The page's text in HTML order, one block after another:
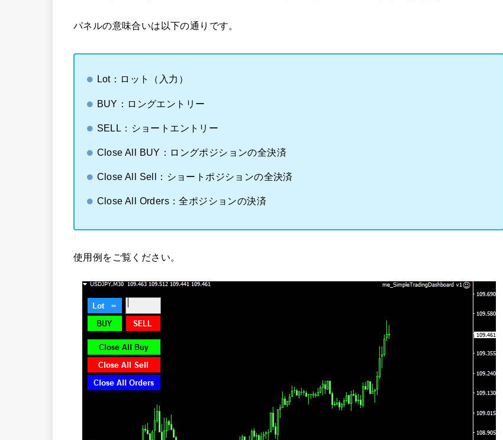
パネルの意味合いは以下の通りです。
Lot：ロット（入力）
BUY：ロングエントリー
SELL：ショートエントリー
Close All BUY：ロングポジションの全決済
Close All Sell：ショートポジションの全決済
Close All Orders：全ポジションの決済
使用例をご覧ください。